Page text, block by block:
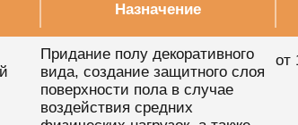
Назначение
Придание полу декоративного
вида, создание защитного слоя
поверхности пола в случае
воздействия средних
от